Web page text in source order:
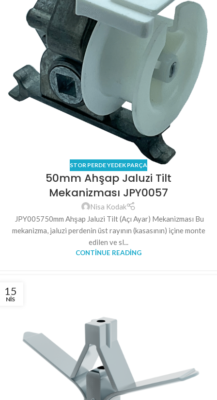
STOR PERDE YEDEK PARÇA
50mm Ahşap Jaluzi Tilt
Mekanizması JPY0057
Nisa Kodak
JPY005750mm Ahşap Jaluzi Tilt (Açı Ayar) Mekanizması Bu
mekanizma, jaluzi perdenin üst rayının (kasasının) içine monte
edilen ve sl...
CONTINUE READING
15
NIS